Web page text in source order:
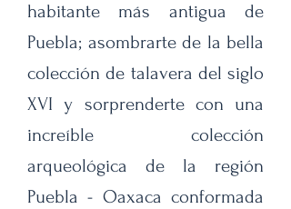
habitante más antigua de
Puebla; asombrarte de la bella
colección de talavera del siglo
XVI y sorprenderte con una
increíble colección
arqueológica de la región
Puebla - Oaxaca conformada